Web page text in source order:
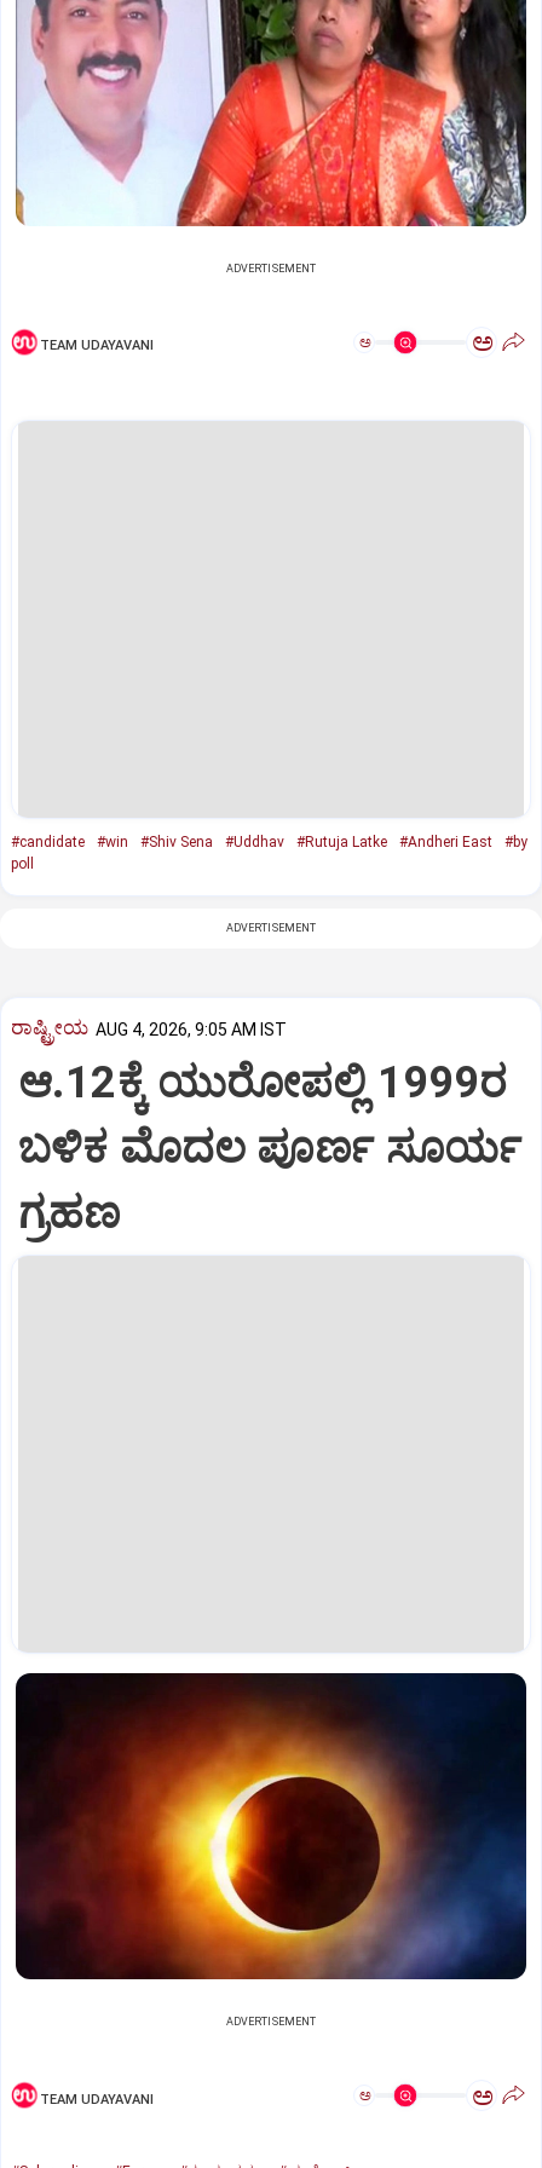
ADVERTISEMENT
TEAM UDAYAVANI ಅ ಅ
#candidate #win #Shiv Sena #Uddhav #Rutuja Latke #Andheri East
#by
poll
ADVERTISEMENT
ರಾಷ್ಟ್ರೀಯ AUG 4, 2026, 9:05 AM IST
ಆ.12ಕ್ಕೆ ಯುರೋಪಲ್ಲಿ 1999ರ
ಬಳಿಕ ಮೊದಲ ಪೂರ್ಣ ಸೂರ್ಯ
ಗ್ರಹಣ
ADVERTISEMENT
TEAM UDAYAVANI ಅ ಅ